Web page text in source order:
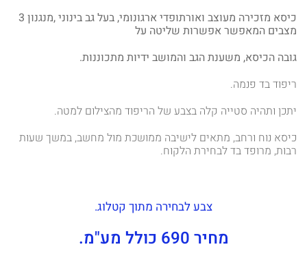
כיסא מזכירה מעוצב ואורתופדי ארגונומי, בעל גב בינוני ,מנגנון 3
מצבים המאפשר אפשרות שליטה על
גובה הכיסא, משענת הגב והמושב ידיות מתכוננות.
ריפוד בד פנמה.
יתכן ותהיה סטייה קלה בצבע של הריפוד מהצילום למטה.
כיסא נוח ורחב, מתאים לישיבה ממושכת מול מחשב, במשך שעות
רבות, מרופד בד לבחירת הלקוח.
צבע לבחירה מתוך קטלוג.
מחיר 690 כולל מע"מ.